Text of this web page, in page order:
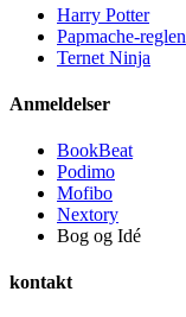
Harry Potter
Papmache-reglen
Ternet Ninja
Anmeldelser
BookBeat
Podimo
Mofibo
Nextory
Bog og Idé
kontakt